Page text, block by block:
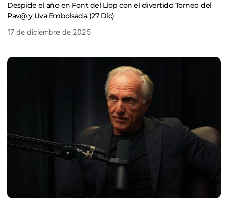
Despide el año en Font del Llop con el divertido Torneo del
Pav@ y Uva Embolsada (27 Dic)
17 de diciembre de 2025